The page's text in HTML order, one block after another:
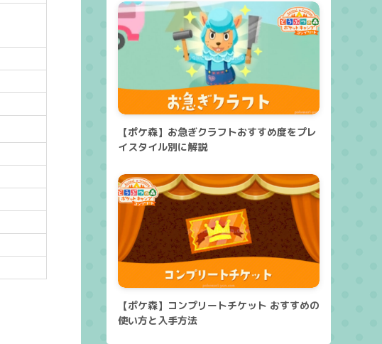
【ポケ森】お急ぎクラフトおすすめ度をプレ
イスタイル別に解説
【ポケ森】コンプリートチケット おすすめの
使い方と入手方法